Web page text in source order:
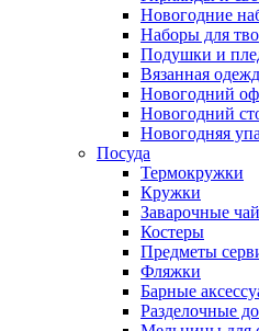
Новогодние
Наборы для
Подушки и
Вязанная
Новогодний
Новогодний
Новогодняя
Посуда
Термокружки
Кружки
Заварочные
Костеры
Предметы
Фляжки
Барные
Разделочные